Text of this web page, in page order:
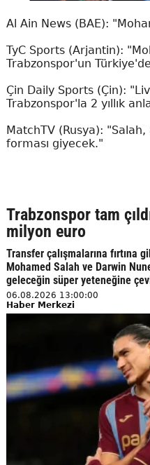
Al Ain News (BAE):
TyC Sports (Arjantin):
Trabzonspor'un
Çin Daily Sports (Çin):
Trabzonspor'la 2 yıllık
MatchTV (Rusya):
forması giyecek."
Trabzonspor tam
milyon euro
Transfer çalışmalarına fırtına
Mohamed Salah ve Darwin
geleceğin süper yeteneğine
06.08.2026 13:00:00
Haber Merkezi